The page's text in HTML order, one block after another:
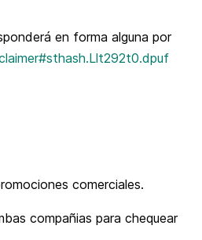
en forma alguna por
comerciales.
compañias para chequear